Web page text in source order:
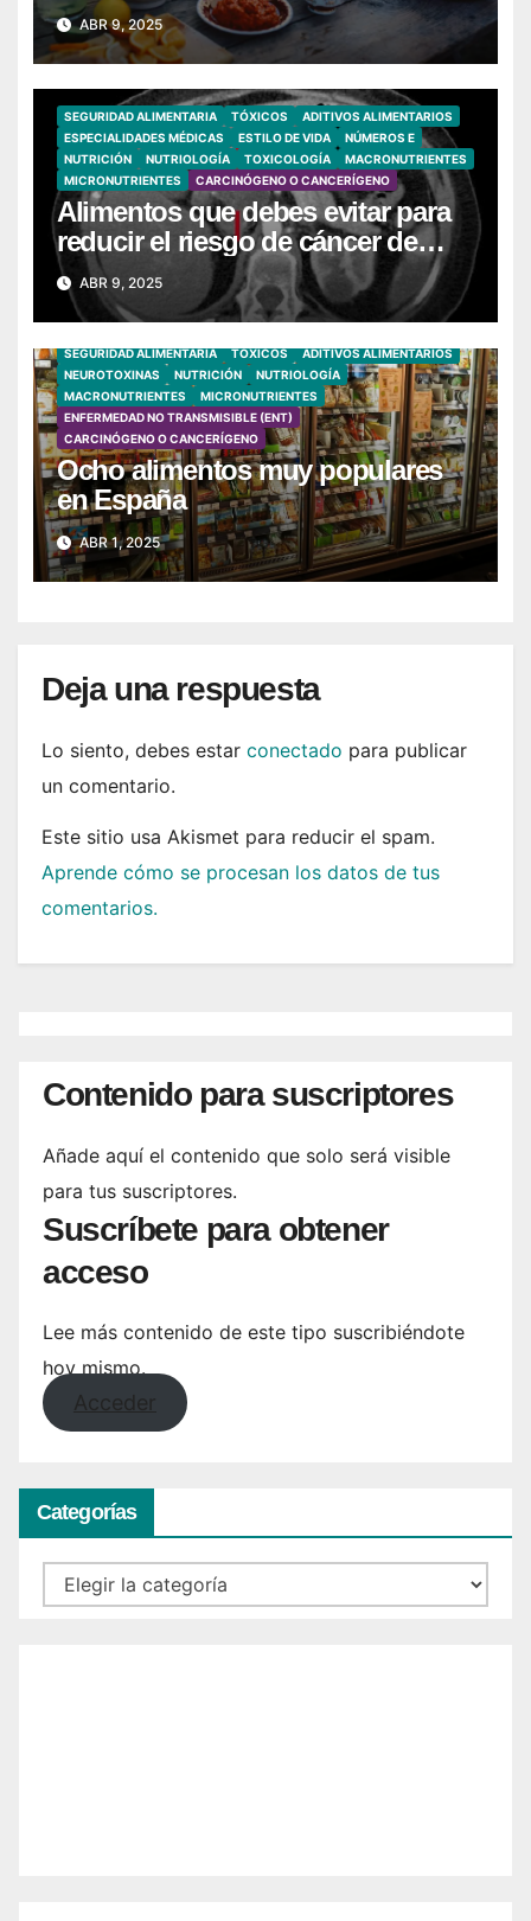
ABR 9, 2025
SEGURIDAD ALIMENTARIA TÓXICOS
ADITIVOS ALIMENTARIOS
ESPECIALIDADES MÉDICAS
ESTILO DE VIDA
NÚMEROS E
NUTRICIÓN
NUTRIOLOGÍA TOXICOLOGÍA
MACRONUTRIENTES
MICRONUTRIENTES
CARCINÓGENO O CANCERÍGENO
Alimentos que debes evitar para
reducir el riesgo de cáncer de
páncreas
ABR 9, 2025
SEGURIDAD ALIMENTARIA TÓXICOS
ADITIVOS ALIMENTARIOS
NEUROTOXINAS
NUTRICIÓN
NUTRIOLOGÍA
MACRONUTRIENTES
MICRONUTRIENTES
ENFERMEDAD NO TRANSMISIBLE (ENT)
CARCINÓGENO O CANCERÍGENO
Ocho alimentos muy populares
en España
ABR 1, 2025
Deja una respuesta
Lo siento, debes estar conectado para publicar
un comentario.
Este sitio usa Akismet para reducir el spam.
Aprende cómo se procesan los datos de tus
comentarios.
Contenido para suscriptores
Añade aquí el contenido que solo será visible
para tus suscriptores.
Suscríbete para obtener
acceso
Lee más contenido de este tipo suscribiéndote
hoy mismo.
Acceder
Categorías
Categorías